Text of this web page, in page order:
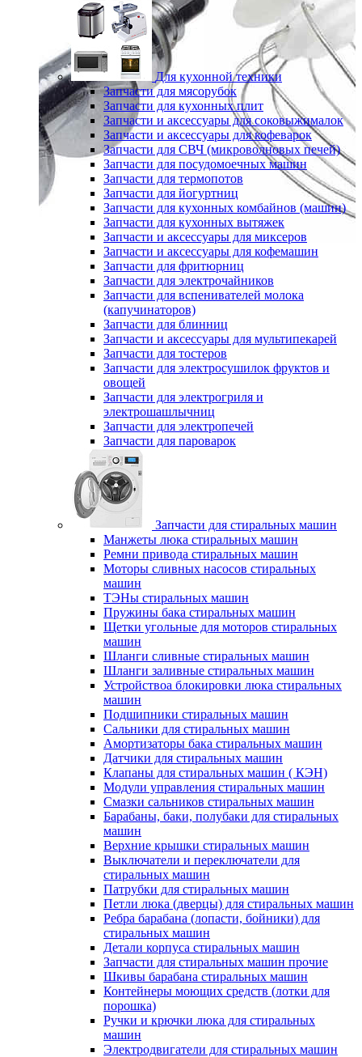
Для кухонной техники
Запчасти для мясорубок
Запчасти для кухонных плит
Запчасти и аксессуары для соковыжималок
Запчасти и аксессуары для кофеварок
Запчасти для СВЧ (микроволновых печей)
Запчасти для посудомоечных машин
Запчасти для термопотов
Запчасти для йогуртниц
Запчасти для кухонных комбайнов (машин)
Запчасти для кухонных вытяжек
Запчасти и аксессуары для миксеров
Запчасти и аксессуары для кофемашин
Запчасти для фритюрниц
Запчасти для электрочайников
Запчасти для вспенивателей молока
(капучинаторов)
Запчасти для блинниц
Запчасти и аксессуары для мультипекарей
Запчасти для тостеров
Запчасти для электросушилок фруктов и
овощей
Запчасти для электрогриля и
электрошашлычниц
Запчасти для электропечей
Запчасти для пароварок
Запчасти для стиральных машин
Манжеты люка стиральных машин
Ремни привода стиральных машин
Моторы сливных насосов стиральных
машин
ТЭНы стиральных машин
Пружины бака стиральных машин
Щетки угольные для моторов стиральных
машин
Шланги сливные стиральных машин
Шланги заливные стиральных машин
Устройствоа блокировки люка стиральных
машин
Подшипники стиральных машин
Сальники для стиральных машин
Амортизаторы бака стиральных машин
Датчики для стиральных машин
Клапаны для стиральных машин ( КЭН)
Модули управления стиральных машин
Смазки сальников стиральных машин
Барабаны, баки, полубаки для стиральных
машин
Верхние крышки стиральных машин
Выключатели и переключатели для
стиральных машин
Патрубки для стиральных машин
Петли люка (дверцы) для стиральных машин
Ребра барабана (лопасти, бойники) для
стиральных машин
Детали корпуса стиральных машин
Запчасти для стиральных машин прочие
Шкивы барабана стиральных машин
Контейнеры моющих средств (лотки для
порошка)
Ручки и крючки люка для стиральных
машин
Электродвигатели для стиральных машин